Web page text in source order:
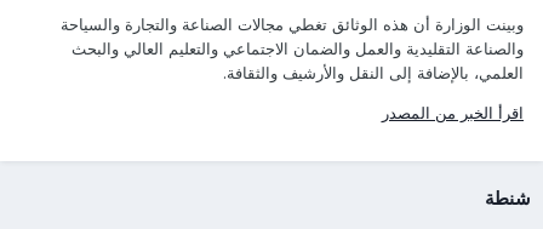
وبينت الوزارة أن هذه الوثائق تغطي مجالات الصناعة والتجارة والسياحة
والصناعة التقليدية والعمل والضمان الاجتماعي والتعليم العالي والبحث
العلمي، بالإضافة إلى النقل والأرشيف والثقافة.
اقرأ الخبر من المصدر
شنطة